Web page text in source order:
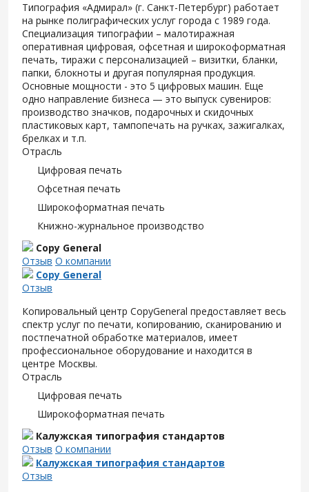
Типография «Адмирал» (г. Санкт-Петербург) работает
на рынке полиграфических услуг города с 1989 года.
Специализация типографии – малотиражная
оперативная цифровая, офсетная и широкоформатная
печать, тиражи с персонализацией – визитки, бланки,
папки, блокноты и другая популярная продукция.
Основные мощности - это 5 цифровых машин. Еще
одно направление бизнеса — это выпуск сувениров:
производство значков, подарочных и скидочных
пластиковых карт, тампопечать на ручках, зажигалках,
брелках и т.п.
Отрасль
Цифровая печать
Офсетная печать
Широкоформатная печать
Книжно-журнальное производство
Copy General
Отзыв О компании
Copy General
Отзыв
Копировальный центр CopyGeneral предоставляет весь
спектр услуг по печати, копированию, сканированию и
постпечатной обработке материалов, имеет
профессиональное оборудование и находится в
центре Москвы.
Отрасль
Цифровая печать
Широкоформатная печать
Калужская типография стандартов
Отзыв О компании
Калужская типография стандартов
Отзыв